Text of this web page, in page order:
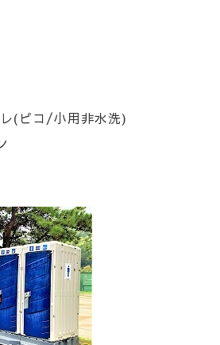
(ピコ/小用非水洗)